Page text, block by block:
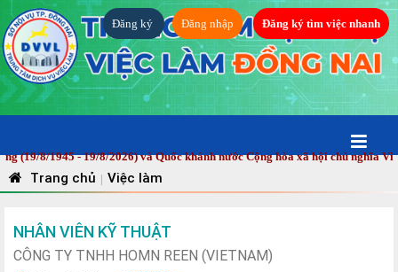
Đăng ký Đăng nhập Đăng ký tìm việc nhanh
1945 - 19/8/2026) và Quốc khánh nước Cộng hòa xã hội chủ nghĩa Việt
Trang chủ | Việc làm
NHÂN VIÊN KỸ THUẬT
CÔNG TY TNHH HOMN REEN (VIETNAM)